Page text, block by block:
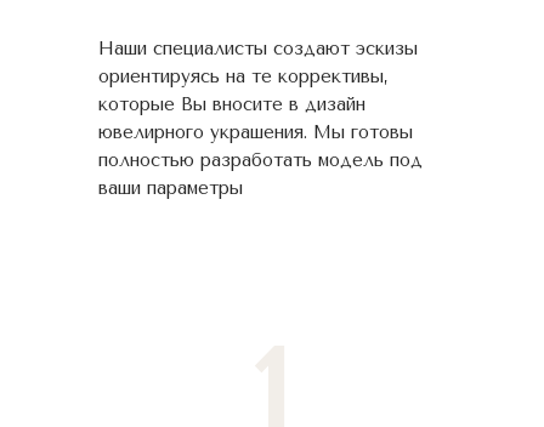
Наши специалисты создают эскизы
ориентируясь на те коррективы,
которые Вы вносите в дизайн
ювелирного украшения. Мы готовы
полностью разработать модель под
ваши параметры